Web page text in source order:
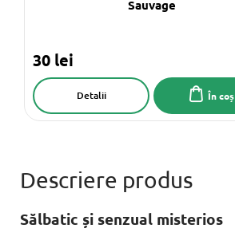
Sauvage
30 lei
În coș
Detalii
Sălbatic și senzual misterios